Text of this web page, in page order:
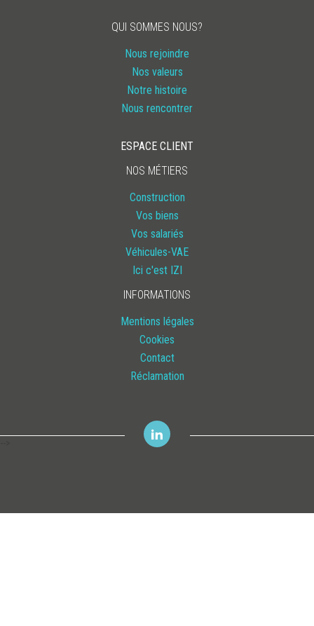
QUI SOMMES NOUS?
Nous rejoindre
Nos valeurs
Notre histoire
Nous rencontrer
ESPACE CLIENT
NOS MÉTIERS
Construction
Vos biens
Vos salariés
Véhicules-VAE
Ici c'est IZI
INFORMATIONS
Mentions légales
Cookies
Contact
Réclamation